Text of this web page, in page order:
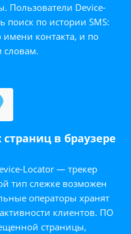
Пользователи Device-
поиск по истории SMS:
контакта, и по
в браузере
Locator — трекер
тип слежке возможен
операторы хранят
клиентов. ПО
страницы,